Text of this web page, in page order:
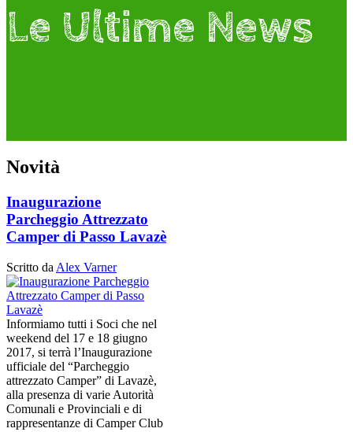
Le Ultime News
Novità
Inaugurazione
Parcheggio Attrezzato
Camper di Passo Lavazè
Scritto da Alex Varner
Informiamo tutti i Soci che nel
weekend del 17 e 18 giugno
2017, si terrà l’Inaugurazione
ufficiale del “Parcheggio
attrezzato Camper” di Lavazè,
alla presenza di varie Autorità
Comunali e Provinciali e di
rappresentanze di Camper Club